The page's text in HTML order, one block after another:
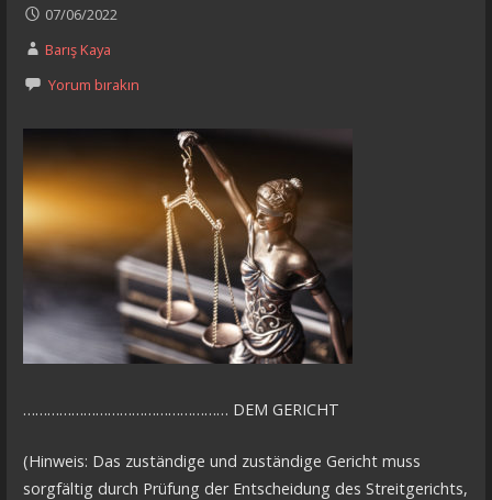
07/06/2022
Barış Kaya
Yorum bırakın
…………………………………………… DEM GERICHT
(Hinweis: Das zuständige und zuständige Gericht muss
sorgfältig durch Prüfung der Entscheidung des Streitgerichts,